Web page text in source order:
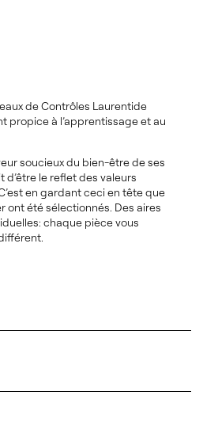
de Contrôles Laurentide
propice à l’apprentissage et au
soucieux du bien-être de ses
d’être le reflet des valeurs
en gardant ceci en tête que
ont été sélectionnés. Des aires
chaque pièce vous